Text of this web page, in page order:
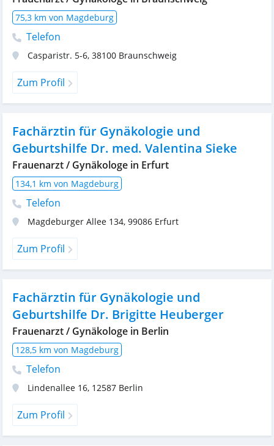
75,3 km von Magdeburg
Telefon
Casparistr. 5-6, 38100 Braunschweig
Zum Profil
Fachärztin für Gynäkologie und
Geburtshilfe Dr. med. Valentina Sieke
Frauenarzt / Gynäkologe in Erfurt
134,1 km von Magdeburg
Telefon
Magdeburger Allee 134, 99086 Erfurt
Zum Profil
Fachärztin für Gynäkologie und
Geburtshilfe Dr. Brigitte Heuberger
Frauenarzt / Gynäkologe in Berlin
128,5 km von Magdeburg
Telefon
Lindenallee 16, 12587 Berlin
Zum Profil